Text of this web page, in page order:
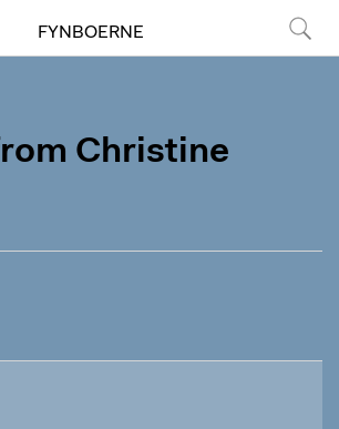
FYNBOERNE
Christine